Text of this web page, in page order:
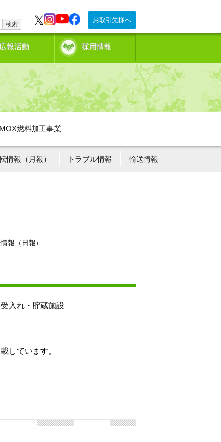
お取引先様へ
検索
広報活動 採用情報
MOX燃料加工事業
情報（月報） トラブル情報 輸送情報
報（日報）
受入れ・貯蔵施設
しています。